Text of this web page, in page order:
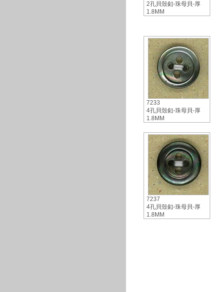
2孔貝殼釦-珠母貝-厚
1.8MM
7233
4孔貝殼釦-珠母貝-厚
1.8MM
7237
4孔貝殼釦-珠母貝-厚
1.8MM